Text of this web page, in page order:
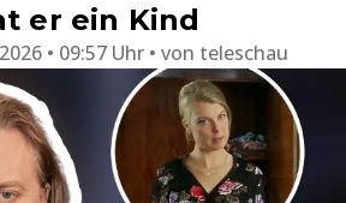
er ein Kind
• 09:57 Uhr von teleschau